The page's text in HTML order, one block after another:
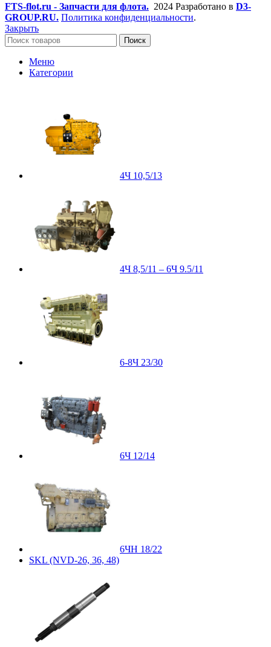
FTS-flot.ru - Запчасти для флота. 2024 Разработано в D3-
GROUP.RU. Политика конфиденциальности.
Закрыть
Поиск
Меню
Категории
4Ч 10,5/13
4Ч 8,5/11 – 6Ч 9.5/11
6-8Ч 23/30
6Ч 12/14
6ЧН 18/22
SKL (NVD-26, 36, 48)